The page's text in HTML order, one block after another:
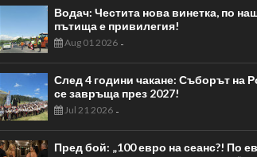
Водач: Честита нова винетка, по
пътища е привилегия!
Aug 01 2026-
След 4 години чакане: Съборът на
се завръща през 2027!
Jul 21 2026-
Пред бой: „100 евро на сеанс?! По